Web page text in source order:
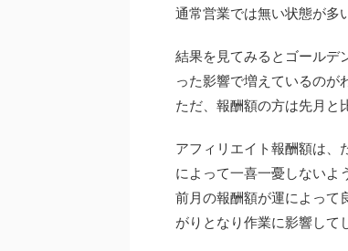
通常営業では無い状態が多
結果を見てみるとゴールデ
った影響で増えているのが
ただ、報酬額の方は先月と
アフィリエイト報酬額は、
によって一喜一憂しないよ
前月の報酬額が運によって
がりとなり作業に影響して